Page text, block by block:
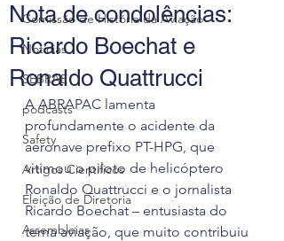
Comissão de História da Aviação
Notícias
SEBRAE
podcasts
Safety
Artigos Científicos
Eleição de Diretoria
Assembleias
Nota de condolências:
Ricardo Boechat e
Ronaldo Quattrucci
A ABRAPAC lamenta
profundamente o acidente da
aeronave prefixo PT-HPG, que
vitimou o piloto de helicóptero
Ronaldo Quattrucci e o jornalista
Ricardo Boechat – entusiasta do
tema aviação, que muito contribuiu